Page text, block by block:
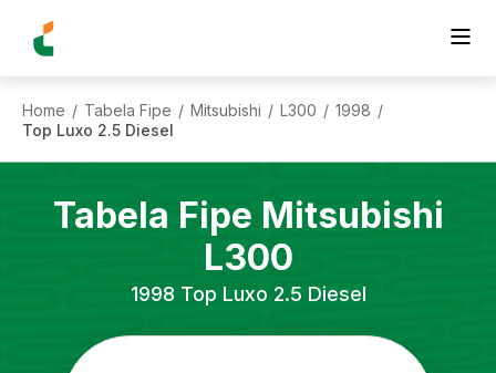
Home / Tabela Fipe / Mitsubishi / L300 / 1998 /
Top Luxo 2.5 Diesel
Tabela Fipe Mitsubishi
L300
1998 Top Luxo 2.5 Diesel